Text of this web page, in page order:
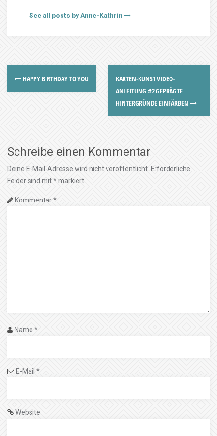
See all posts by Anne-Kathrin
HAPPY BIRTHDAY TO YOU
KARTEN-KUNST VIDEO-
ANLEITUNG #2 GEPRÄGTE
HINTERGRÜNDE EINFÄRBEN
Schreibe einen Kommentar
Deine E-Mail-Adresse wird nicht veröffentlicht. Erforderliche
Felder sind mit*markiert
Kommentar*
Name *
E-Mail *
Website